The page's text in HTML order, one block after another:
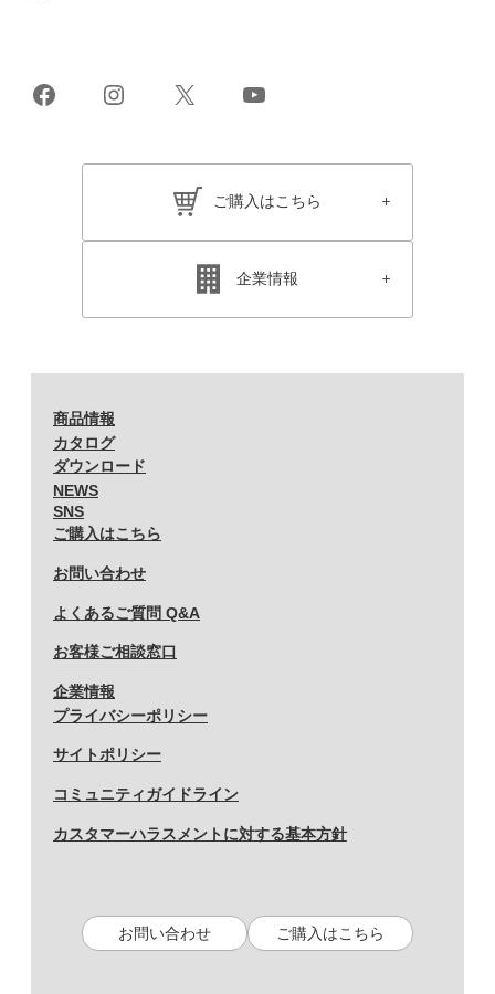
FacebookInstagram
X YouTube
ご購入はこちら
企業情報
商品情報
カタログ
ダウンロード
NEWS
SNS
ご購入はこちら
お問い合わせ
よくあるご質問 Q&A
お客様ご相談窓口
企業情報
プライバシーポリシー
サイトポリシー
コミュニティガイドライン
カスタマーハラスメントに対する基本方針
お問い合わせ ご購入はこちら